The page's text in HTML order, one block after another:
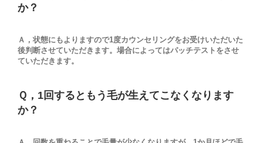
か？
Ａ，状態にもよりますので1度カウンセリングをお受けいただいた
後判断させていただきます。場合によってはパッチテストをさせ
ていただきます。
Ｑ，1回するともう毛が生えてこなくなります
か？